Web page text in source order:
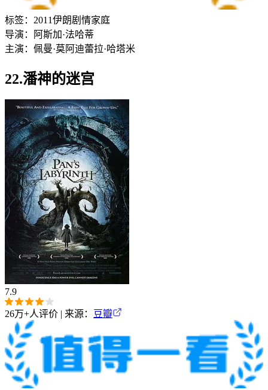
标签： 2011伊朗剧情家庭
导演：
阿斯加·法哈蒂
主演： 佩曼·莫阿迪蕾拉·哈塔米
22.潘神的迷宫
7.9
26万+人评价 | 来源： 豆瓣